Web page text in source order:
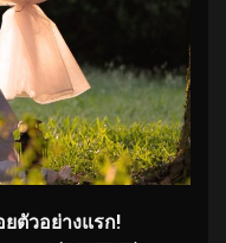
ยตัวอย่างแรก!